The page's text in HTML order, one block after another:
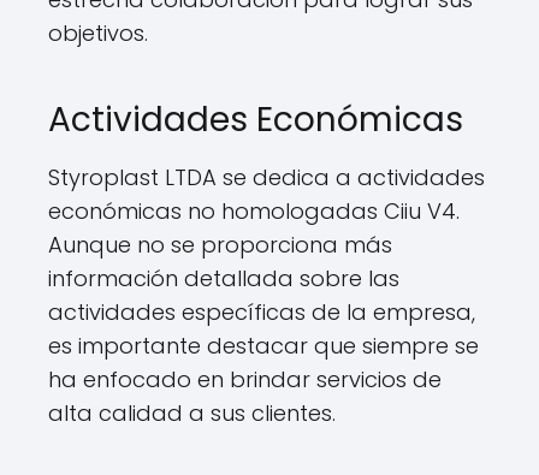
objetivos.
Actividades Económicas
Styroplast LTDA se dedica a actividades
económicas no homologadas Ciiu V4.
Aunque no se proporciona más
información detallada sobre las
actividades específicas de la empresa,
es importante destacar que siempre se
ha enfocado en brindar servicios de
alta calidad a sus clientes.